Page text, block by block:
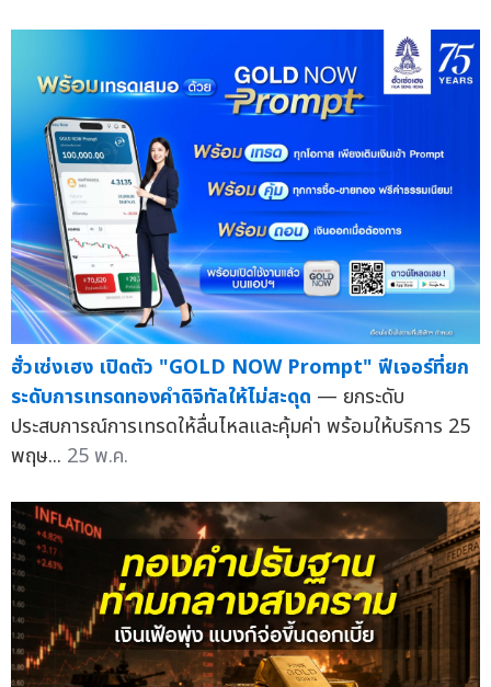
ฮั่วเซ่งเฮง เปิดตัว "GOLD NOW Prompt" ฟีเจอร์ที่ยก
ระดับการเทรดทองคำดิจิทัลให้ไม่สะดุด — ยกระดับ
ประสบการณ์การเทรดให้ลื่นไหลและคุ้มค่า พร้อมให้บริการ 25
พฤษ... 25 พ.ค.